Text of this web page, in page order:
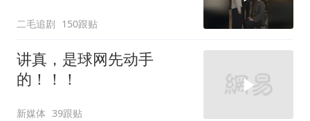
二毛追剧 150跟贴
讲真，是球网先动手
的！！！
新媒体 39跟贴